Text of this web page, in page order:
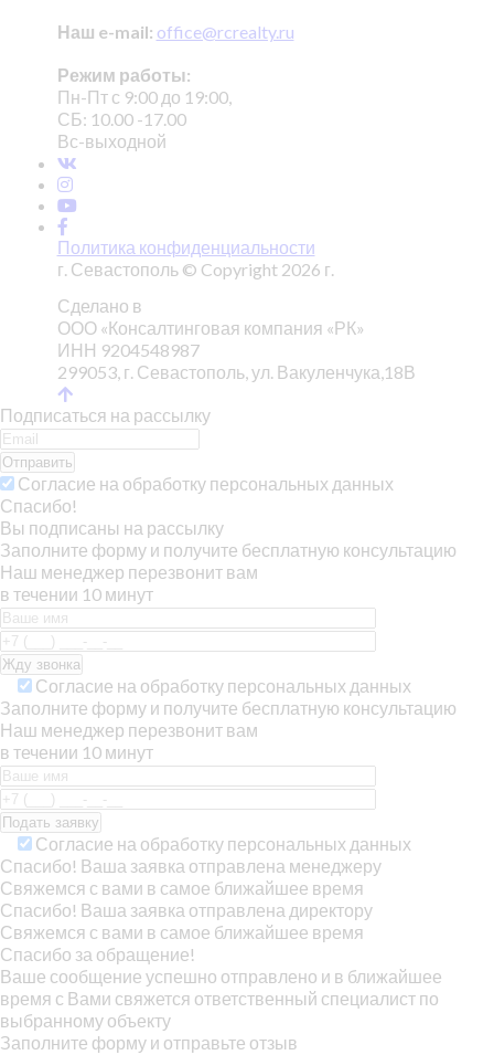
Наш e-mail: office@rcrealty.ru
Режим работы:
Пн-Пт с 9:00 до 19:00,
СБ: 10.00 -17.00
Вс-выходной
Политика конфиденциальности
г. Севастополь © Copyright 2026 г.
Сделано в
ООО «Консалтинговая компания «РК»
ИНН 9204548987
299053, г. Севастополь, ул. Вакуленчука,18В
Подписаться на рассылку
Отправить
Согласие на обработку персональных данных
Спасибо!
Вы подписаны на рассылку
Заполните форму и получите бесплатную консультацию
Наш менеджер перезвонит вам
в течении 10 минут
Согласие на обработку персональных данных
Заполните форму и получите бесплатную консультацию
Наш менеджер перезвонит вам
в течении 10 минут
Согласие на обработку персональных данных
Спасибо! Ваша заявка отправлена менеджеру
Свяжемся с вами в самое ближайшее время
Спасибо! Ваша заявка отправлена директору
Свяжемся с вами в самое ближайшее время
Спасибо за обращение!
Ваше сообщение успешно отправлено и в ближайшее
время с Вами свяжется ответственный специалист по
выбранному объекту
Заполните форму и отправьте отзыв